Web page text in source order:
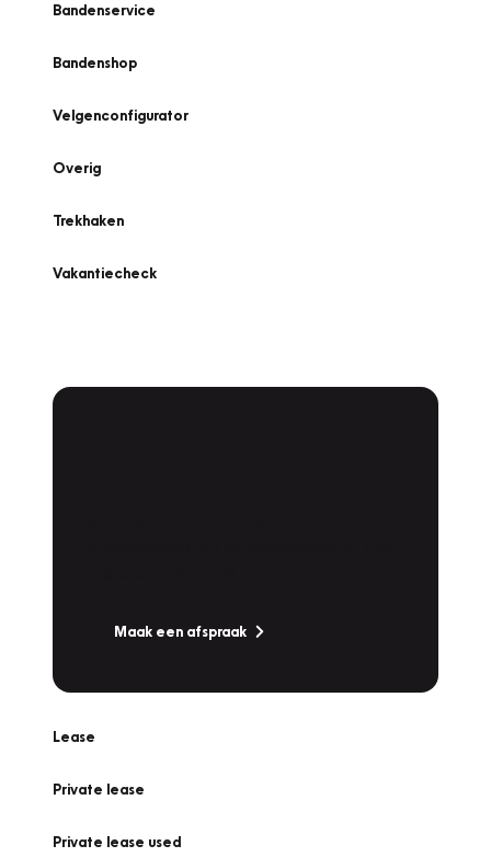
Bandenservice
Bandenshop
Velgenconfigurator
Overig
Trekhaken
Vakantiecheck
Maak een afspraak
Lease
Private lease
Private lease used